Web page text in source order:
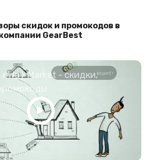
скидок и промокодов в
GearBest
Market - скидки,